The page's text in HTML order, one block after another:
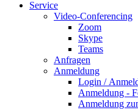
Service
Video-Conferencing
Zoom
Skype
Teams
Anfragen
Anmeldung
Login /
Anmeldung -
Anmeldung